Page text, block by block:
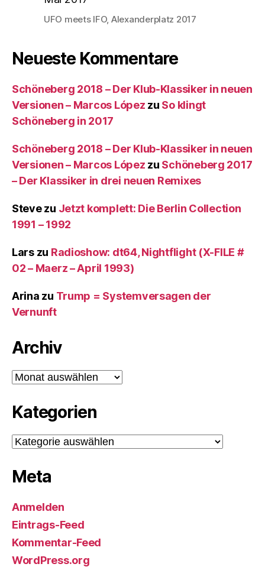
UFO meets IFO, Alexanderplatz 2017
Neueste Kommentare
Schöneberg 2018 – Der Klub-Klassiker in neuen
Versionen – Marcos López zu So klingt
Schöneberg in 2017
Schöneberg 2018 – Der Klub-Klassiker in neuen
Versionen – Marcos López zu Schöneberg 2017
– Der Klassiker in drei neuen Remixes
Stevezu Jetzt komplett: Die Berlin Collection
1991 – 1992
Larszu Radioshow: dt64, Nightflight (X-FILE #
02 – Maerz – April 1993)
Arina zu Trump = Systemversagen der
Vernunft
Archiv
Archiv
Kategorien
Kategorien
Meta
Anmelden
Eintrags-Feed
Kommentar-Feed
WordPress.org